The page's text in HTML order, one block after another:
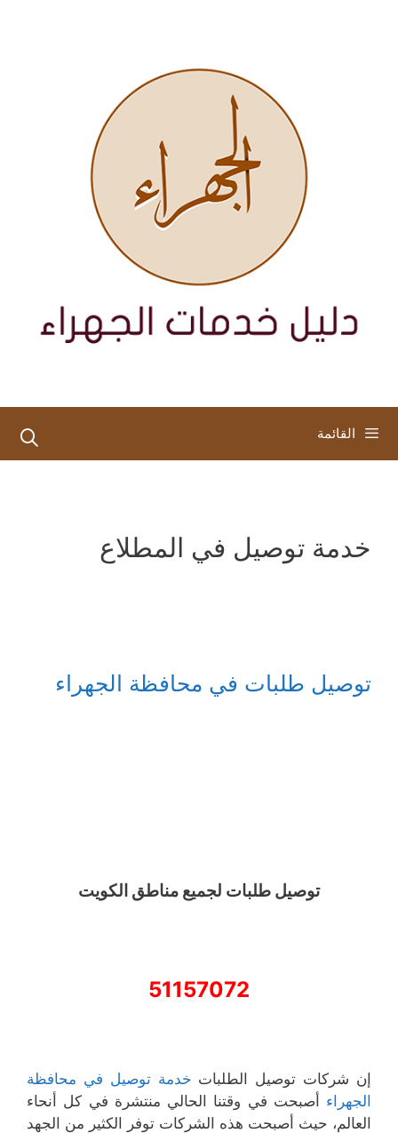
القائمة
خدمة توصيل في المطلاع
توصيل طلبات في محافظة الجهراء
توصيل طلبات لجميع مناطق الكويت
51157072
إن شركات توصيل الطلبات خدمة توصيل في محافظة
الجهراء أصبحت في وقتنا الحالي منتشرة في كل أنحاء
العالم، حيث أصبحت هذه الشركات توفر الكثير من الجهد